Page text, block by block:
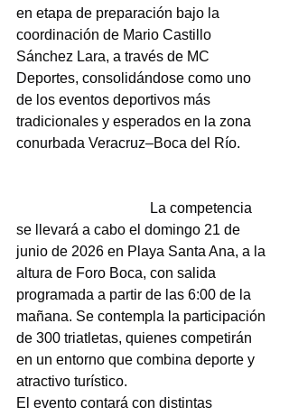
en etapa de preparación bajo la
coordinación de Mario Castillo
Sánchez Lara, a través de MC
Deportes, consolidándose como uno
de los eventos deportivos más
tradicionales y esperados en la zona
conurbada Veracruz–Boca del Río.
La competencia
se llevará a cabo el domingo 21 de
junio de 2026 en Playa Santa Ana, a la
altura de Foro Boca, con salida
programada a partir de las 6:00 de la
mañana. Se contempla la participación
de 300 triatletas, quienes competirán
en un entorno que combina deporte y
atractivo turístico.
El evento contará con distintas